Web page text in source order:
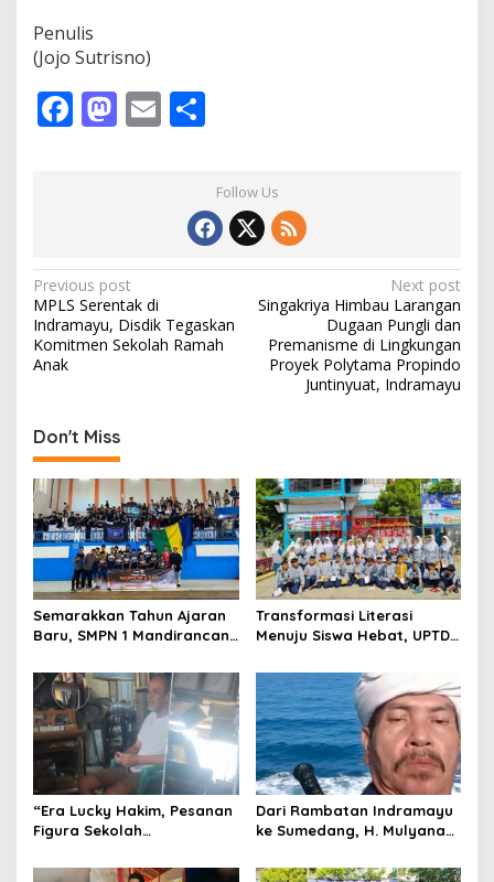
Penulis
(Jojo Sutrisno)
F
o
k
M
n
E
ar
eFollow Us
P
o
s
t
a
v
i
g
a
t
i
n
Previous post
MPLS Serentak di
Indramayu, Disdik Tegaskan
Komitmen Sekolah Ramah
Anak
Next post
Singakriya Himbau Larangan
Dugaan Pungli dan
Premanisme di Lingkungan
Proyek Polytama Propindo
Juntinyuat, Indramayu
Don't Miss
Semarakkan Tahun Ajaran
Baru, SMPN 1 Mandirancan
Futsal dan Pencak Silat
Transformasi Literasi
Menuju Siswa Hebat, UPTD
Inovasi di Pameran GLS
NePasi Gemaca
“Era Lucky Hakim, Pesanan
Figura Sekolah
Indramayu Terancam
Dari Rambatan Indramayu
ke Sumedang, H. Mulyana
Merawat Jejak Sejarah